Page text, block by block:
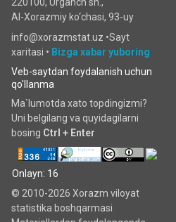
Al-Xorazmiy ko‘chаsi, 93-uy
info@xorazmstat.uz •Sayt
xaritasi • Bizga xabar yuboring
Veb-saytdan foydalanish uchun
qo'llanma
Ma`lumotda xato topdingizmi?
Uni belgilang va quyidagilarni
bosing Ctrl + Enter
Onlayn: 16
© 2010-2026 Xorazm viloyat
statistika boshqarmasi